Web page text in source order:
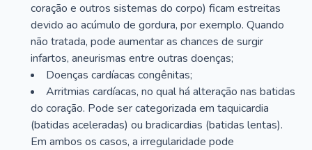
coração e outros sistemas do corpo) ficam estreitas
devido ao acúmulo de gordura, por exemplo. Quando
não tratada, pode aumentar as chances de surgir
infartos, aneurismas entre outras doenças;
Doenças cardíacas congênitas;
Arritmias cardíacas, no qual há alteração nas batidas
do coração. Pode ser categorizada em taquicardia
(batidas aceleradas) ou bradicardias (batidas lentas).
Em ambos os casos, a irregularidade pode